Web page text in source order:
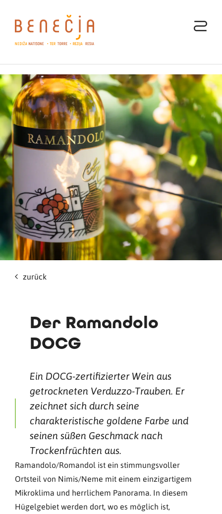
zurück
Der Ramandolo
DOCG
Ein DOCG-zertifizierter Wein aus
getrockneten Verduzzo-Trauben. Er
zeichnet sich durch seine
charakteristische goldene Farbe und
seinen süßen Geschmack nach
Trockenfrüchten aus.
Ramandolo/Romandol ist ein stimmungsvoller
Ortsteil von Nimis/Neme mit einem einzigartigem
Mikroklima und herrlichem Panorama. In diesem
Hügelgebiet werden dort, wo es möglich ist,